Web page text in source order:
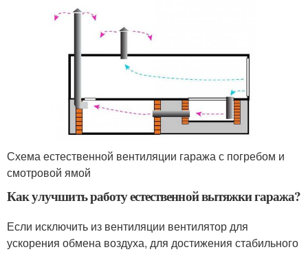
Схема естественной вентиляции гаража с погребом и
смотровой ямой
Как улучшить работу естественной вытяжки гаража?
Если исключить из вентиляции вентилятор для
ускорения обмена воздуха, для достижения стабильного